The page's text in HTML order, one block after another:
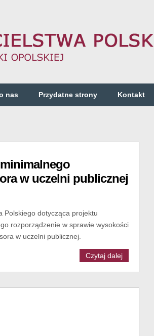
nas Przydatne strony Kontakt
w uczelni publicznej
Polskiego dotycząca projektu
rozporządzenie w sprawie wysokości
w uczelni publicznej.
Czytaj dalej